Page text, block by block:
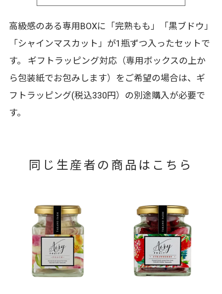
高級感のある専用BOXに「完熟もも」「黒ブドウ」
「シャインマスカット」が1瓶ずつ入ったセットで
す。 ギフトラッピング対応（専用ボックスの上か
ら包装紙でお包みします）をご希望の場合は、 ギ
フトラッピング(税込330円）の別途購入が必要で
す。
同じ生産者の商品はこちら